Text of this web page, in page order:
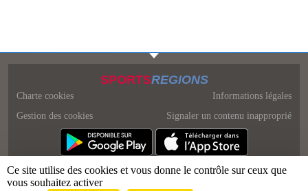
SPORTSREGIONS
Charte cookies
Gestion des cookies
Informations légales
Signaler un contenu inapproprié
Ce site utilise des cookies et vous donne le contrôle sur ceux que
vous souhaitez activer